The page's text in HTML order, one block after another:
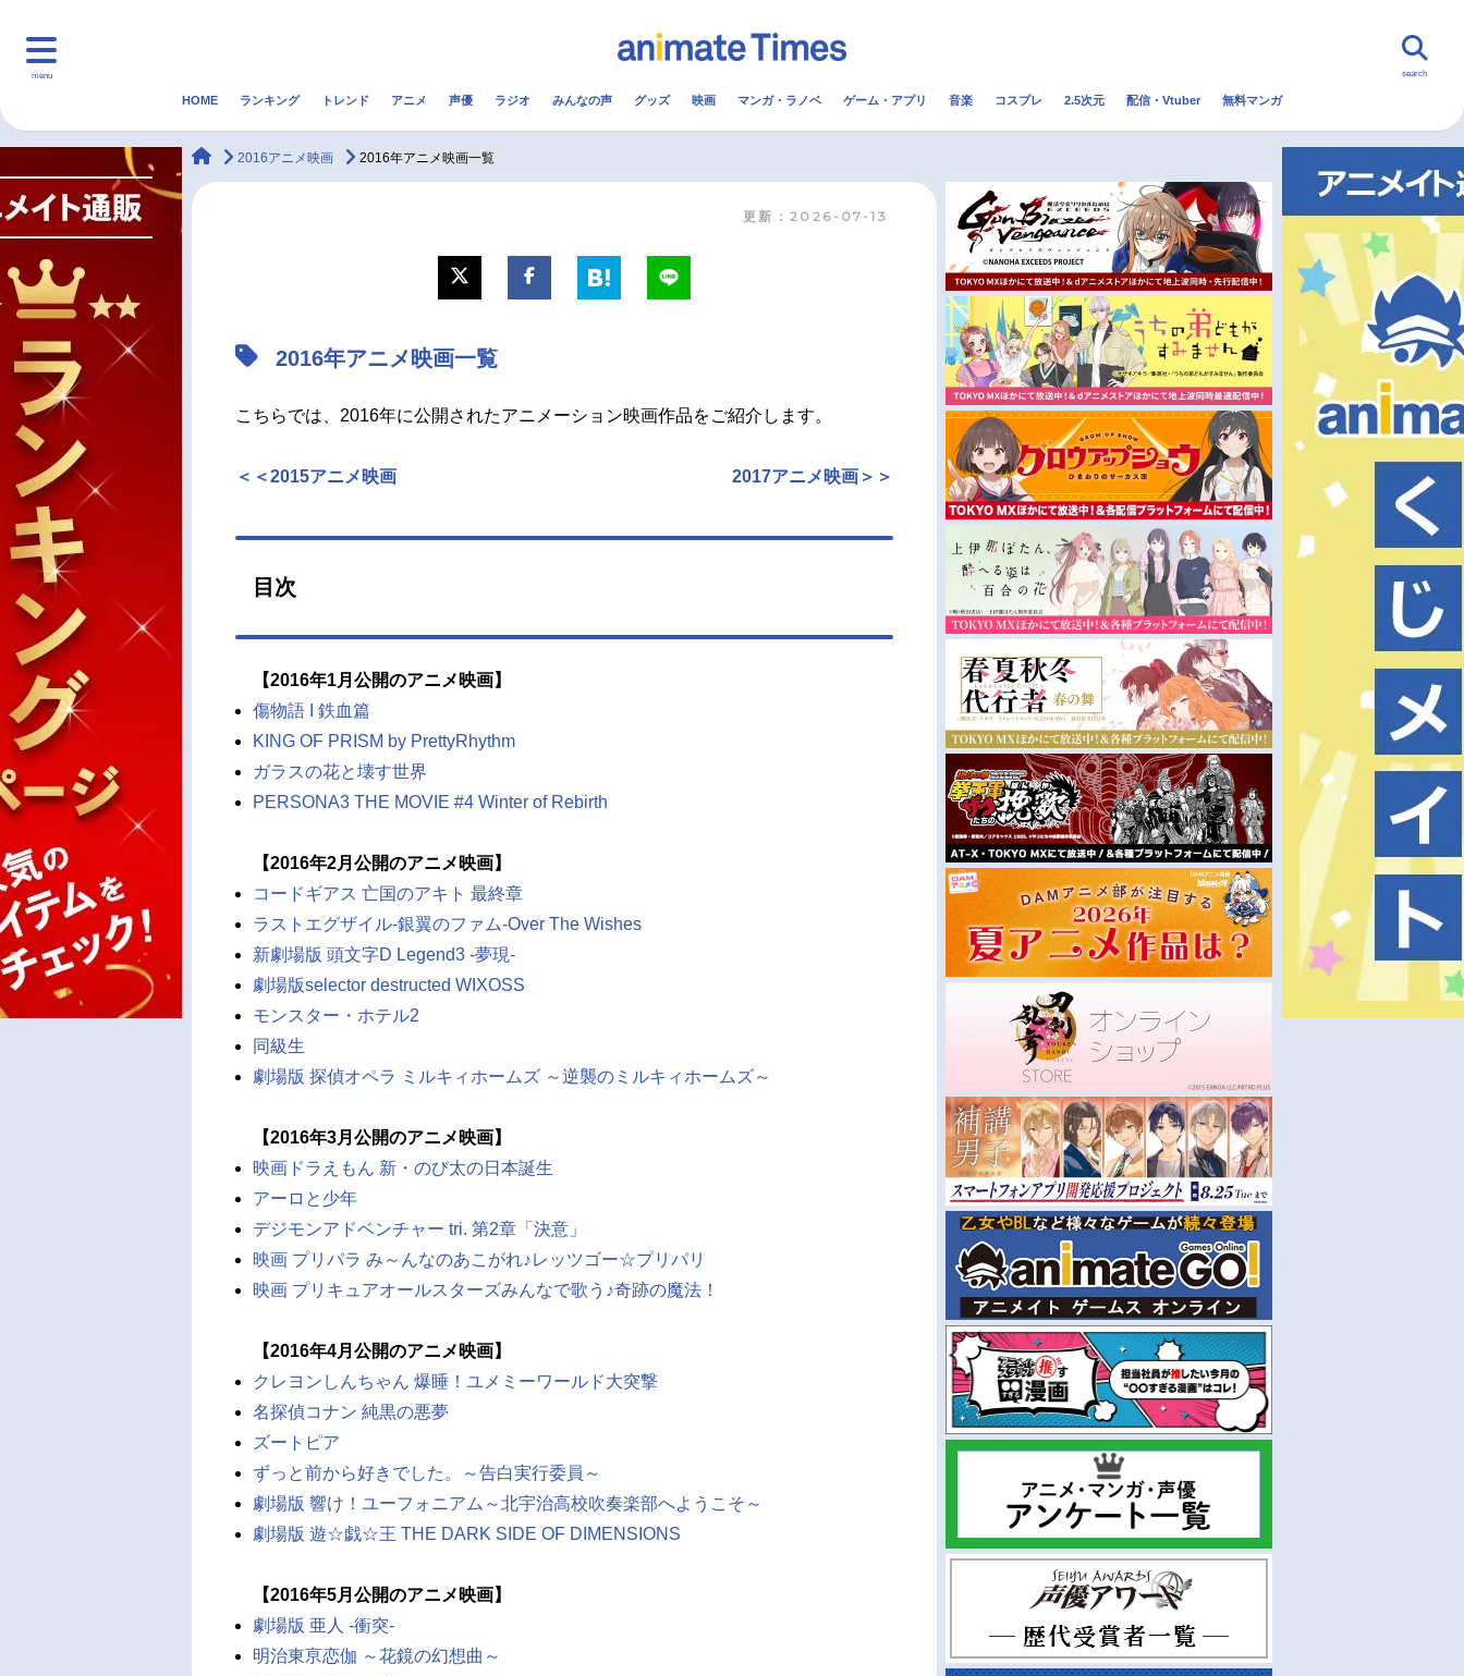
menu
マンガ・ラノベ 2.5次元 配信・Vtuber トレンド 無料マンガ
声優記事一覧
アニメ映画一覧 今期アニメ曜日別一覧 秋アニメ
冬アニメ
FOLLOW US
search
HOME ランキング トレンド アニメ 声優 ラジオ みんなの声 グッズ 映画 マンガ・ラノベ ゲーム・アプリ 音楽 コスプレ 2.5次元 配信・Vtuber 無料マンガ
animateTimes
2016アニメ映画 2016年アニメ映画一覧
更新：2026-07-13
2016年アニメ映画一覧
こちらでは、2016年に公開されたアニメーション映画作品をご紹介します。
2017アニメ映画＞＞
＜＜2015アニメ映画
目次
【2016年1月公開のアニメ映画】
傷物語 I 鉄血篇
KING OF PRISM by PrettyRhythm
ガラスの花と壊す世界
PERSONA3 THE MOVIE #4 Winter of Rebirth
【2016年2月公開のアニメ映画】
コードギアス 亡国のアキト 最終章
ラストエグザイル-銀翼のファム-Over The Wishes
新劇場版 頭文字D Legend3 -夢現-
劇場版selector destructed WIXOSS
モンスター・ホテル2
同級生
劇場版 探偵オペラ ミルキィホームズ ～逆襲のミルキィホームズ～
【2016年3月公開のアニメ映画】
映画ドラえもん 新・のび太の日本誕生
アーロと少年
デジモンアドベンチャー tri. 第2章「決意」
映画 プリパラ み～んなのあこがれ♪レッツゴー☆プリパリ
映画 プリキュアオールスターズみんなで歌う♪奇跡の魔法！
【2016年4月公開のアニメ映画】
クレヨンしんちゃん 爆睡！ユメミーワールド大突撃
名探偵コナン 純黒の悪夢
ズートピア
ずっと前から好きでした。～告白実行委員～
劇場版 響け！ユーフォニアム～北宇治高校吹奏楽部へようこそ～
劇場版 遊☆戯☆王 THE DARK SIDE OF DIMENSIONS
【2016年5月公開のアニメ映画】
劇場版 亜人 -衝突-
明治東亰恋伽 ～花鏡の幻想曲～